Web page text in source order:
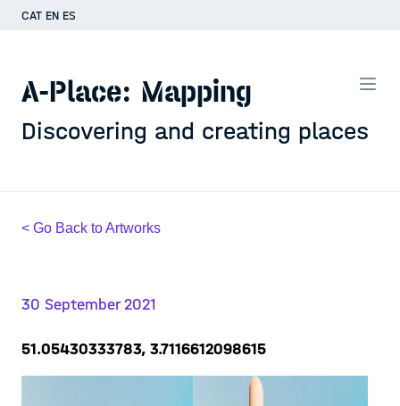
CAT EN ES
A-Place: Mapping
Discovering and creating places
< Go Back to Artworks
30 September 2021
51.05430333783, 3.7116612098615